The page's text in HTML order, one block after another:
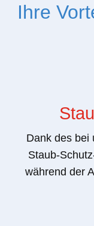
Ihre
Dank des bei
Staub-
während der